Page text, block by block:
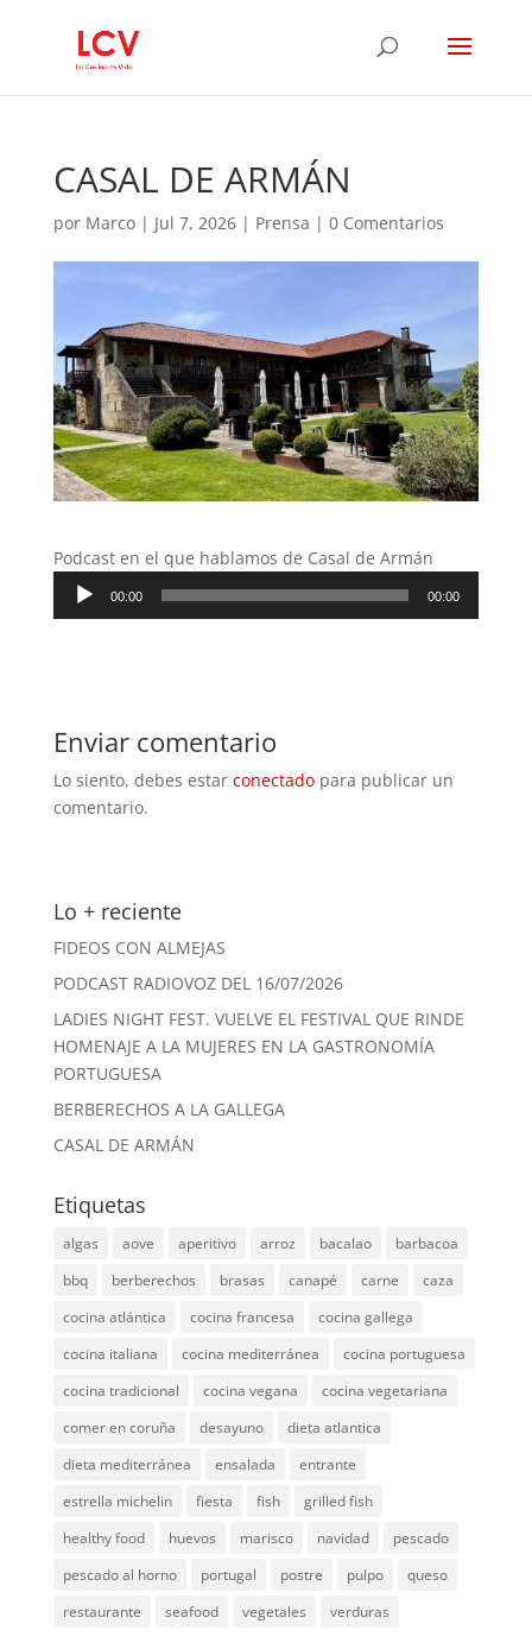
CASAL DE ARMÁN
por Marco| Jul 7, 2026| Prensa | 0 Comentarios
Podcast en el que hablamos de Casal de Armán
Reproductor
00:00 00:00
Enviar comentario
Lo siento, debes estar conectadopara publicar un
comentario.
Lo + reciente
FIDEOS CON ALMEJAS
PODCAST RADIOVOZ DEL 16/07/2026
LADIES NIGHT FEST. VUELVE EL FESTIVAL QUE RINDE
HOMENAJE A LA MUJERES EN LA GASTRONOMÍA
PORTUGUESA
BERBERECHOS A LA GALLEGA
CASAL DE ARMÁN
Etiquetas
algas aove aperitivo arroz bacalao
barbacoa
bbq
berberechos brasas canapé carne
caza
cocina atlántica
cocina francesa
cocina gallega
cocina italiana
cocina mediterránea
cocina portuguesa
cocina tradicional
cocina vegana
cocina vegetariana
comer en coruña
desayuno
dieta atlantica
dieta mediterránea
ensalada
entrante
estrella michelin
fiesta fish
grilled fish
healthy food
huevos marisco navidad
pescado
pescado al horno
portugal postre pulpo
queso
restaurante
seafood vegetales verduras